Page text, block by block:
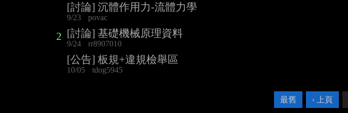
[討論] 沉體作用力-流體力學
9/23 povac
2 [討論] 基礎機械原理資料
9/24 rr8907010
[公告] 板規+違規檢舉區
10/05 tdog5945
最舊 ‹ 上頁